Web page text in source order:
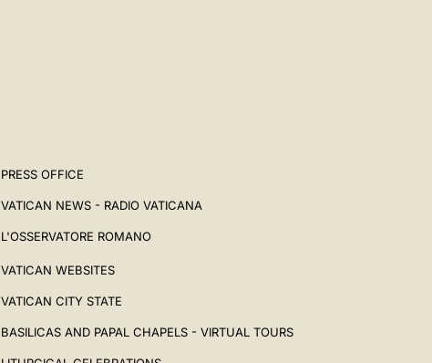
PRESS OFFICE
VATICAN NEWS - RADIO VATICANA
L'OSSERVATORE ROMANO
VATICAN WEBSITES
VATICAN CITY STATE
BASILICAS AND PAPAL CHAPELS - VIRTUAL TOURS